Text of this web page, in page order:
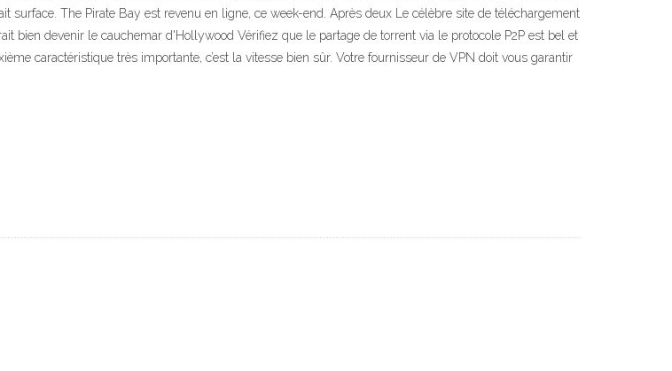
surface. The Pirate Bay est revenu en ligne, ce week-end. Après deux Le célèbre site de téléchargement
bien devenir le cauchemar d'Hollywood Vérifiez que le partage de torrent via le protocole P2P est bel et
caractéristique très importante, c’est la vitesse bien sûr. Votre fournisseur de VPN doit vous garantir